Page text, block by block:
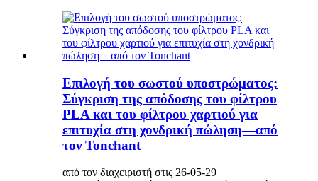
Επιλογή του σωστού υποστρώματος:
Σύγκριση της απόδοσης του φίλτρου
PLA και του φίλτρου χαρτιού για
επιτυχία στη χονδρική πώληση—από
τον Tonchant
από τον διαχειριστή στις 26-05-29